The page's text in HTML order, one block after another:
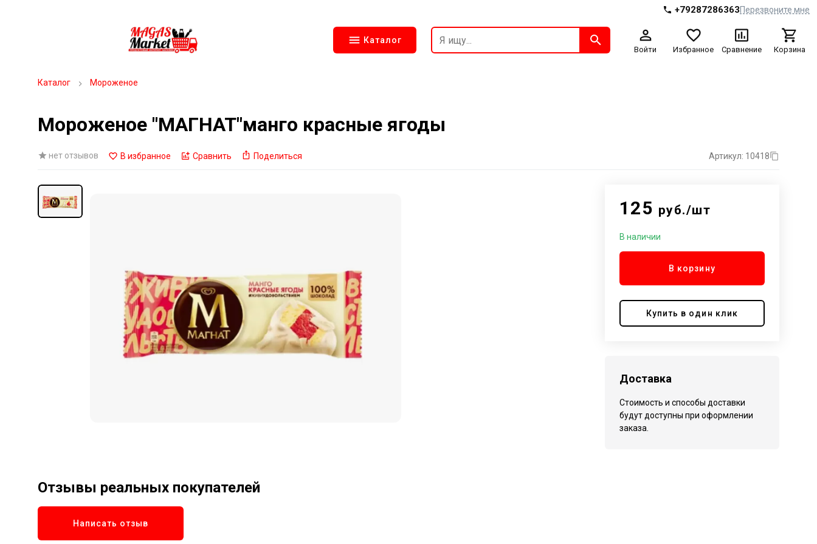
+79287286363Перезвоните мне
Каталог
Войти Избранное Сравнение Корзина
Каталог Мороженое
Мороженое "МАГНАТ"манго красные ягоды
нет отзывов В избранное Сравнить Поделиться Артикул: 10418
125 руб./шт
В наличии
В корзину
Купить в один клик
Доставка
Стоимость и способы доставки
будут доступны при оформлении
заказа.
Отзывы реальных покупателей
Написать отзыв